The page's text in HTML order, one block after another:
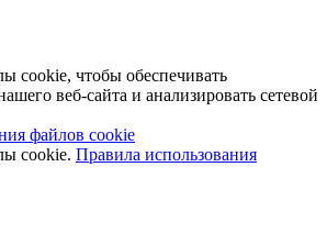
cookie, чтобы обеспечивать
веб-сайта и анализировать сетевой
файлов cookie
cookie. Правила использования